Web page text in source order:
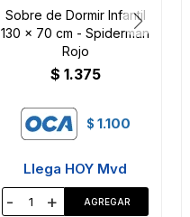
Sobre de Dormir Infantil
130 x 70 cm - Spiderman
Rojo
$ 1.375
$ 1.100
Llega HOY Mvd
- +